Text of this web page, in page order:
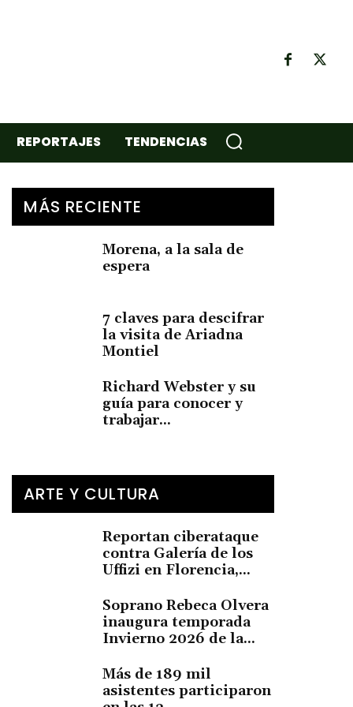
REPORTAJES TENDENCIAS
MÁS RECIENTE
Morena, a la sala de
espera
7 claves para descifrar
la visita de Ariadna
Montiel
Richard Webster y su
guía para conocer y
trabajar...
ARTE Y CULTURA
Reportan ciberataque
contra Galería de los
Uffizi en Florencia,...
Soprano Rebeca Olvera
inaugura temporada
Invierno 2026 de la...
Más de 189 mil
asistentes participaron